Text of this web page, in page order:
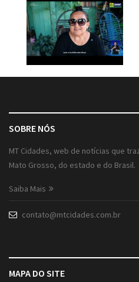
SOBRE NÓS
MT Cidades, web de notícias que
Mato Grosso, do estado e do Brasil.
Saiba Mais
contato@mtcidades.com.br
MAPA DO SITE